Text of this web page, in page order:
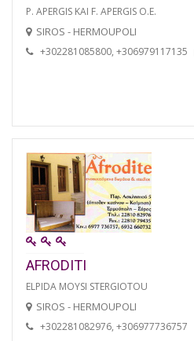
P. APERGIS KAI F. APERGIS O.E.
SIROS - HERMOUPOLI
+302281085800, +306979117135
AFRODITI
ELPIDA MOYSI STERGIOTOU
SIROS - HERMOUPOLI
+302281082976, +306977736757